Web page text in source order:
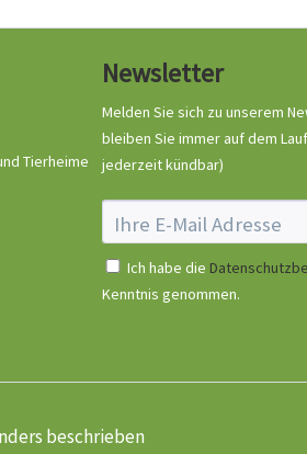
Tierheime
Newsletter
Melden Sie sich zu unserem
bleiben Sie immer auf dem
jederzeit kündbar)
Ich habe die
Kenntnis genommen.
beschrieben